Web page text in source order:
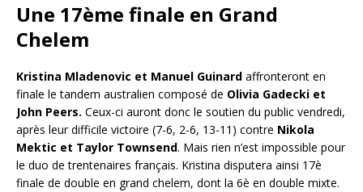
Une 17ème finale en Grand
Chelem
Kristina Mladenovic et Manuel Guinard affronteront en
finale le tandem australien composé de Olivia Gadecki et
John Peers. Ceux-ci auront donc le soutien du public vendredi,
après leur difficile victoire (7-6, 2-6, 13-11) contre Nikola
Mektic et Taylor Townsend. Mais rien n’est impossible pour
le duo de trentenaires français. Kristina disputera ainsi 17è
finale de double en grand chelem, dont la 6è en double mixte.